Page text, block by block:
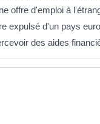
offre d'emploi à
expulsé d'un pays
des aides